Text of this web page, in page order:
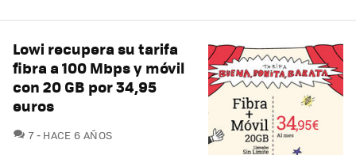
Lowi recupera su tarifa
fibra a 100 Mbps y móvil
con 20 GB por 34,95
euros
7COMENTARIOS
HACE 6 AÑOS